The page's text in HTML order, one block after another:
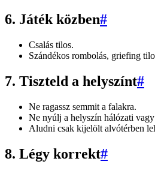
6. Játék közben#
Csalás tilos.
Szándékos rombolás, griefing
7. Tiszteld a helyszínt#
Ne ragassz semmit a falakra.
Ne nyúlj a helyszín hálózati
Aludni csak kijelölt alvótérben
8. Légy korrekt#